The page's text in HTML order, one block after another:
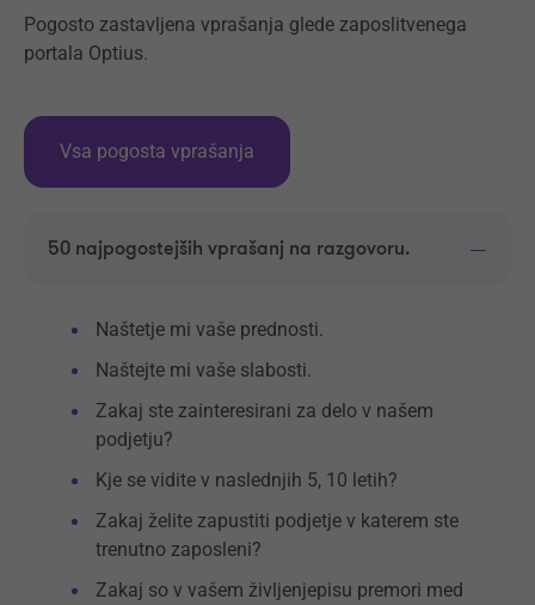
Pogosto zastavljena vprašanja glede zaposlitvenega
portala Optius.
Vsa pogosta vprašanja
50 najpogostejših vprašanj na razgovoru.
Naštetje mi vaše prednosti.
Naštejte mi vaše slabosti.
Zakaj ste zainteresirani za delo v našem
podjetju?
Kje se vidite v naslednjih 5, 10 letih?
Zakaj želite zapustiti podjetje v katerem ste
trenutno zaposleni?
Zakaj so v vašem življenjepisu premori med